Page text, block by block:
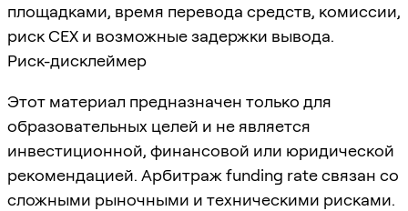
площадками, время перевода средств, комиссии,
риск CEX и возможные задержки вывода.
Риск-дисклеймер
Этот материал предназначен только для
образовательных целей и не является
инвестиционной, финансовой или юридической
рекомендацией. Арбитраж funding rate связан со
сложными рыночными и техническими рисками.